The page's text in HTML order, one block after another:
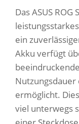
Das ASUS
ein
Akku verfügt
Nutzungsdauer
ermöglicht.
viel unterwegs